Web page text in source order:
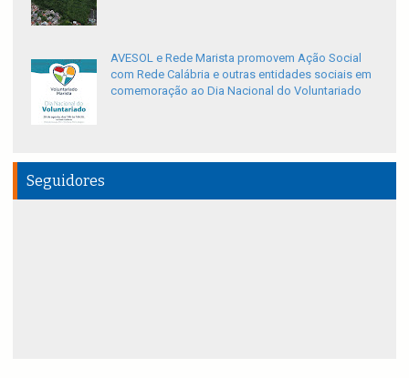
AVESOL e Rede Marista promovem Ação Social
com Rede Calábria e outras entidades sociais em
comemoração ao Dia Nacional do Voluntariado
Seguidores